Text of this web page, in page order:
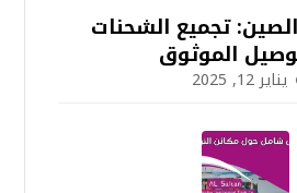
تجميع الشحنات
الموثوق
يناير 12, 2025